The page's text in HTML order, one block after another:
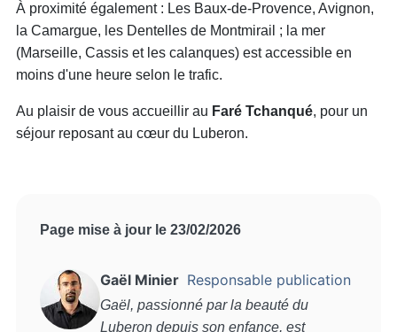
À proximité également : Les Baux-de-Provence, Avignon,
la Camargue, les Dentelles de Montmirail ; la mer
(Marseille, Cassis et les calanques) est accessible en
moins d'une heure selon le trafic.
Au plaisir de vous accueillir au Faré Tchanqué, pour un
séjour reposant au cœur du Luberon.
Page mise à jour le 23/02/2026
Gaël Minier Responsable publication
Gaël, passionné par la beauté du
Luberon depuis son enfance, est